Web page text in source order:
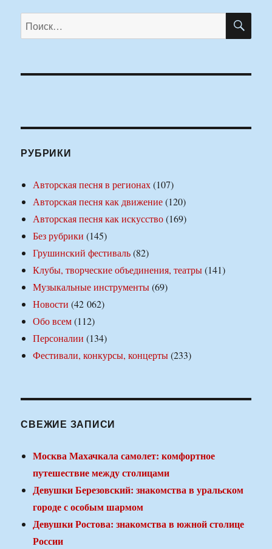
Искать:
РУБРИКИ
Авторская песня в регионах(107)
Авторская песня как движение(120)
Авторская песня как искусство(169)
Без рубрики (145)
Грушинский фестиваль(82)
Клубы, творческие объединения, театры(141)
Музыкальные инструменты(69)
Новости (42 062)
Обо всем(112)
Персоналии (134)
Фестивали, конкурсы, концерты(233)
СВЕЖИЕ ЗАПИСИ
Москва Махачкала самолет: комфортное
путешествие между столицами
Девушки Березовский: знакомства в уральском
городе с особым шармом
Девушки Ростова: знакомства в южной столице
России